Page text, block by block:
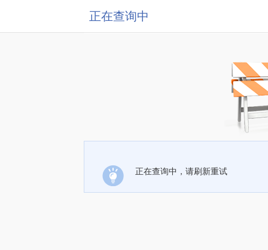
正在查询中
正在查询中，请刷新重试